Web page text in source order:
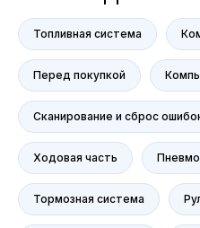
Топливная система
Перед покупкой
Сканирование и сброс
Ходовая часть
Тормозная система
Сервис
Сервис Nissan
Сервис Mercedes-Benz
Сервис BMW
Сервис Porsche
Сервис Voyah
Haval
Evolute